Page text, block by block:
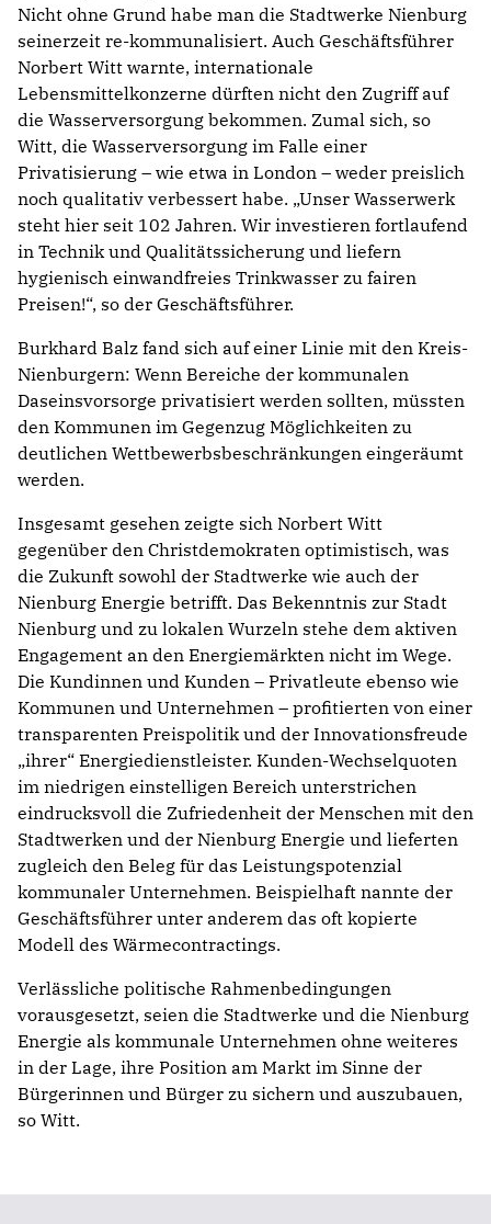
Nicht ohne Grund habe man die Stadtwerke Nienburg
seinerzeit re-kommunalisiert. Auch Geschäftsführer
Norbert Witt warnte, internationale
Lebensmittelkonzerne dürften nicht den Zugriff auf
die Wasserversorgung bekommen. Zumal sich, so
Witt, die Wasserversorgung im Falle einer
Privatisierung – wie etwa in London – weder preislich
noch qualitativ verbessert habe. „Unser Wasserwerk
steht hier seit 102 Jahren. Wir investieren fortlaufend
in Technik und Qualitätssicherung und liefern
hygienisch einwandfreies Trinkwasser zu fairen
Preisen!“, so der Geschäftsführer.
Burkhard Balz fand sich auf einer Linie mit den Kreis-
Nienburgern: Wenn Bereiche der kommunalen
Daseinsvorsorge privatisiert werden sollten, müssten
den Kommunen im Gegenzug Möglichkeiten zu
deutlichen Wettbewerbsbeschränkungen eingeräumt
werden.
Insgesamt gesehen zeigte sich Norbert Witt
gegenüber den Christdemokraten optimistisch, was
die Zukunft sowohl der Stadtwerke wie auch der
Nienburg Energie betrifft. Das Bekenntnis zur Stadt
Nienburg und zu lokalen Wurzeln stehe dem aktiven
Engagement an den Energiemärkten nicht im Wege.
Die Kundinnen und Kunden – Privatleute ebenso wie
Kommunen und Unternehmen – profitierten von einer
transparenten Preispolitik und der Innovationsfreude
„ihrer“ Energiedienstleister. Kunden-Wechselquoten
im niedrigen einstelligen Bereich unterstrichen
eindrucksvoll die Zufriedenheit der Menschen mit den
Stadtwerken und der Nienburg Energie und lieferten
zugleich den Beleg für das Leistungspotenzial
kommunaler Unternehmen. Beispielhaft nannte der
Geschäftsführer unter anderem das oft kopierte
Modell des Wärmecontractings.
Verlässliche politische Rahmenbedingungen
vorausgesetzt, seien die Stadtwerke und die Nienburg
Energie als kommunale Unternehmen ohne weiteres
in der Lage, ihre Position am Markt im Sinne der
Bürgerinnen und Bürger zu sichern und auszubauen,
so Witt.